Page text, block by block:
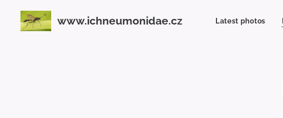
www.ichneumonidae.cz Latest photos